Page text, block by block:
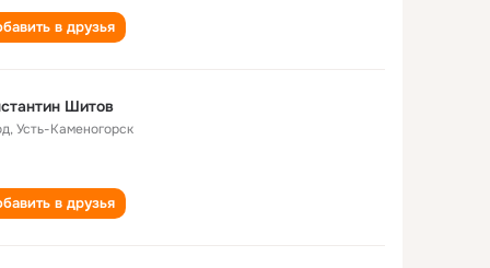
в друзья
Шитов
,Усть-Каменогорск
в друзья